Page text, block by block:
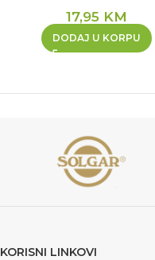
17,95 KM
DODAJ U KORPU
KORISNI LINKOVI